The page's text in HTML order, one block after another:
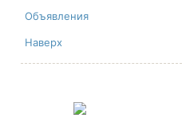
Объявления
Наверх